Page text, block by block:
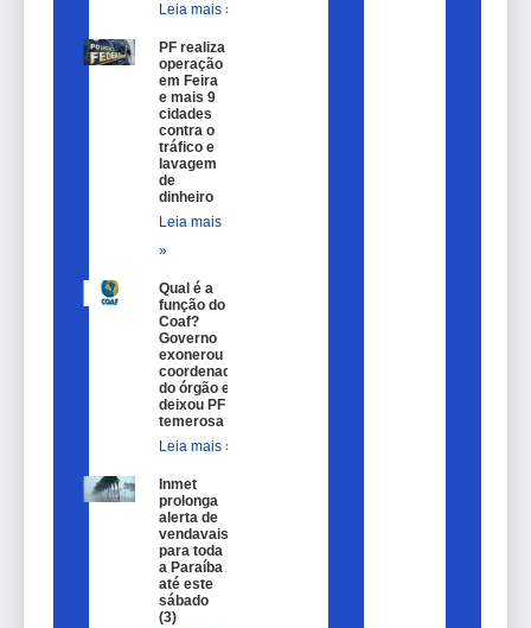
Leia mais »
PF realiza
operação
em Feira
e mais 9
cidades
contra o
tráfico e
lavagem
de
dinheiro
Leia mais
»
Qual é a
função do
Coaf?
Governo
exonerou
coordenador
do órgão e
deixou PF
temerosa
Leia mais »
Inmet
prolonga
alerta de
vendavais
para toda
a Paraíba
até este
sábado
(3)